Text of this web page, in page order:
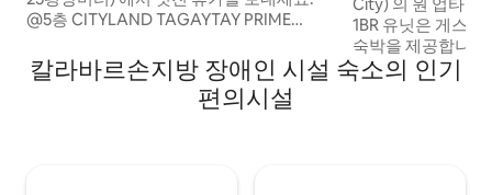
@5층 CITYLAND TAGAYTAY PRIME
영장, 옥상 이용 가능. 3층에 7-11이 있고, 바
로 건너편에는 카페가 있는 맥도날드가 있
1BR 유닛은 게스
숙박을 제공합니다. *무료 400Mbps 와
파이, 스마트 TV,
+ * 세탁기 & 건조
칼라바르손지방 장애인 시설 숙소의 인기
편의시설